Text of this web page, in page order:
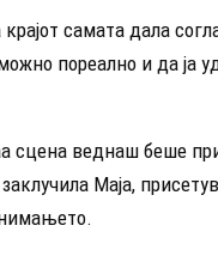
самата дала
пореално и да ја
сцена веднаш беше
Маја,